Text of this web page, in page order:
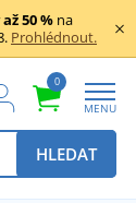
50 % na
Prohlédnout.
0
MENU
HLEDAT